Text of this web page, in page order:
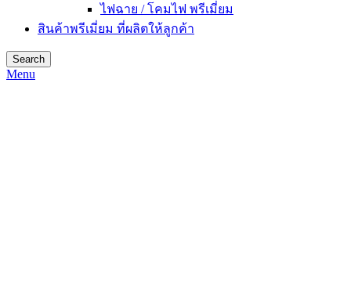
ไฟฉาย / โคมไฟ พรีเมี่ยม
สินค้าพรีเมี่ยม ที่ผลิตให้ลูกค้า
Search
Menu